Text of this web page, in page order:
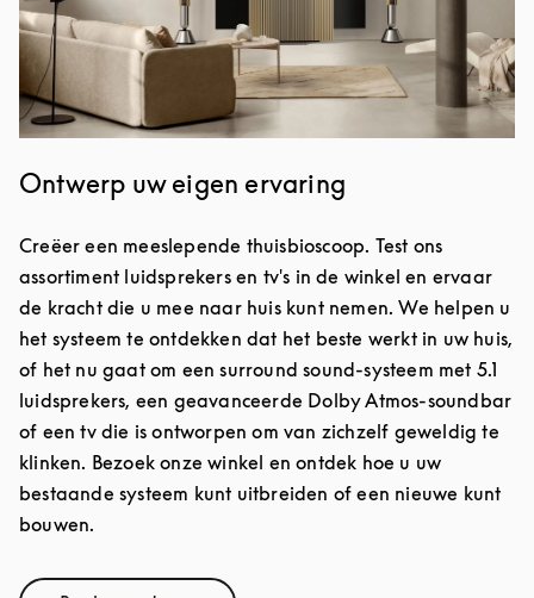
Ontwerp uw eigen ervaring
Creëer een meeslepende thuisbioscoop. Test ons
assortiment luidsprekers en tv's in de winkel en ervaar
de kracht die u mee naar huis kunt nemen. We helpen u
het systeem te ontdekken dat het beste werkt in uw huis,
of het nu gaat om een surround sound-systeem met 5.1
luidsprekers, een geavanceerde Dolby Atmos-soundbar
of een tv die is ontworpen om van zichzelf geweldig te
klinken. Bezoek onze winkel en ontdek hoe u uw
bestaande systeem kunt uitbreiden of een nieuwe kunt
bouwen.